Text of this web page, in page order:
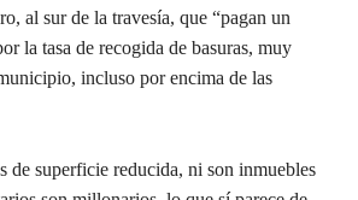
al sur de la travesía, que “pagan un
la tasa de recogida de basuras, muy
incluso por encima de las
de superficie reducida, ni son inmuebles